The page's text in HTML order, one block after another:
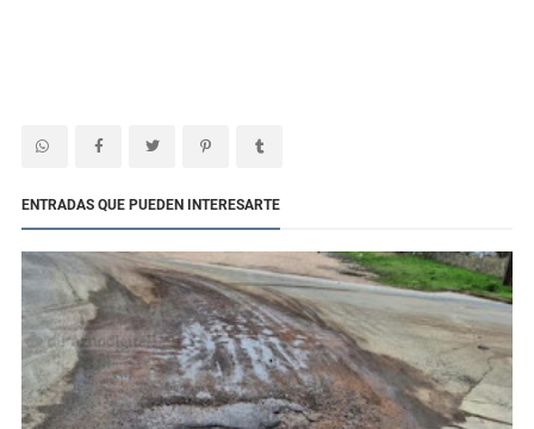
ENTRADAS QUE PUEDEN INTERESARTE